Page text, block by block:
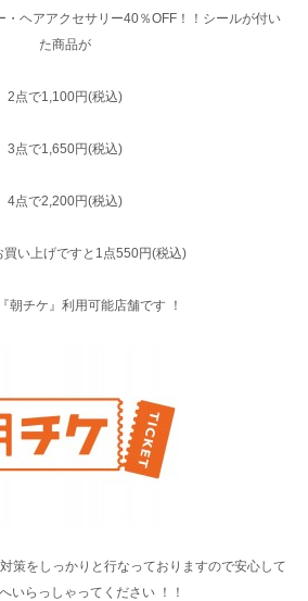
・ヘアアクセサリー40％OFF！！シールが付い
た商品が
2点で1,100円(税込)
3点で1,650円(税込)
4点で2,200円(税込)
買い上げですと1点550円(税込)
朝チケ』利用可能店舗です ！
策をしっかりと行なっておりますので安心して
いらっしゃってください ！！